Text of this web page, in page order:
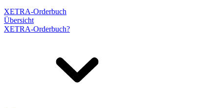
XETRA-Orderbuch
Übersicht
XETRA-Orderbuch?